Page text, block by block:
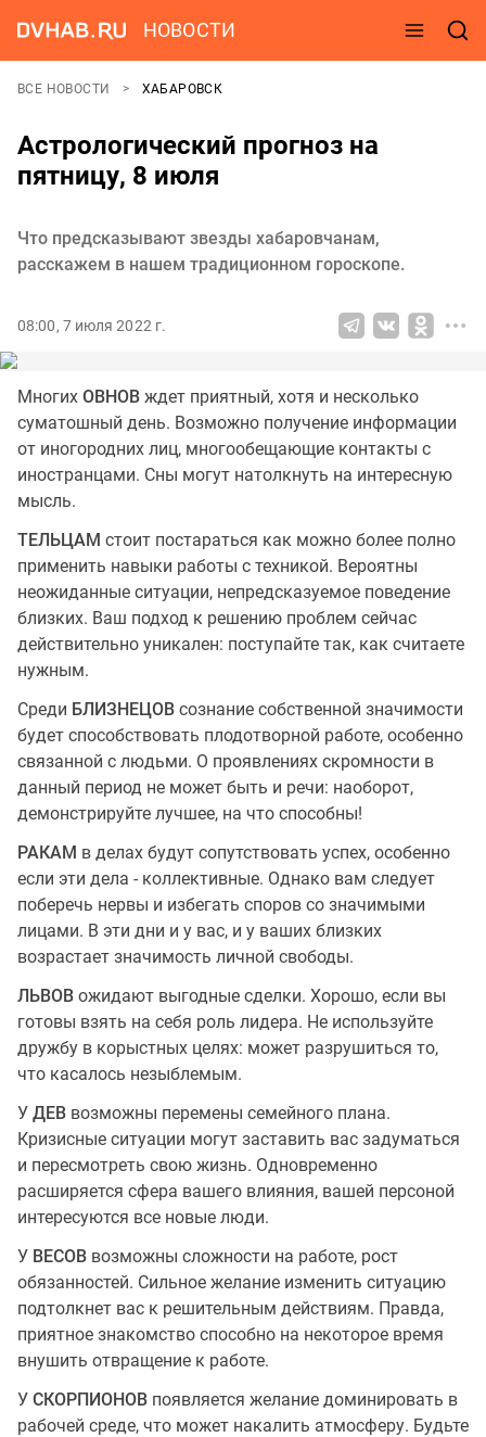
НОВОСТИ
ВСЕ НОВОСТИ ХАБАРОВСК
Астрологический прогноз на
пятницу, 8 июля
Что предсказывают звезды хабаровчанам,
расскажем в нашем традиционном гороскопе.
08:00, 7 июля 2022 г.
Многих ОВНОВ ждет приятный, хотя и несколько
суматошный день. Возможно получение информации
от иногородних лиц, многообещающие контакты с
иностранцами. Сны могут натолкнуть на интересную
мысль.
ТЕЛЬЦАМ стоит постараться как можно более полно
применить навыки работы с техникой. Вероятны
неожиданные ситуации, непредсказуемое поведение
близких. Ваш подход к решению проблем сейчас
действительно уникален: поступайте так, как считаете
нужным.
Среди БЛИЗНЕЦОВ сознание собственной значимости
будет способствовать плодотворной работе, особенно
связанной с людьми. О проявлениях скромности в
данный период не может быть и речи: наоборот,
демонстрируйте лучшее, на что способны!
РАКАМ в делах будут сопутствовать успех, особенно
если эти дела - коллективные. Однако вам следует
поберечь нервы и избегать споров со значимыми
лицами. В эти дни и у вас, и у ваших близких
возрастает значимость личной свободы.
ЛЬВОВ ожидают выгодные сделки. Хорошо, если вы
готовы взять на себя роль лидера. Не используйте
дружбу в корыстных целях: может разрушиться то,
что касалось незыблемым.
У ДЕВ возможны перемены семейного плана.
Кризисные ситуации могут заставить вас задуматься
и пересмотреть свою жизнь. Одновременно
расширяется сфера вашего влияния, вашей персоной
интересуются все новые люди.
У ВЕСОВ возможны сложности на работе, рост
обязанностей. Сильное желание изменить ситуацию
подтолкнет вас к решительным действиям. Правда,
приятное знакомство способно на некоторое время
внушить отвращение к работе.
У СКОРПИОНОВ появляется желание доминировать в
рабочей среде, что может накалить атмосферу. Будьте